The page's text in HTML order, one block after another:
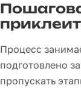
Процесс
подготовлено
пропускать